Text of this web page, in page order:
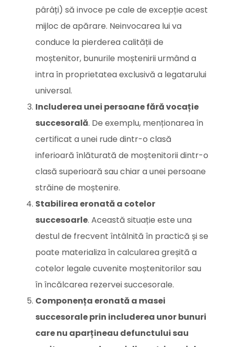
pârâți) să invoce pe cale de excepție acest
mijloc de apărare. Neinvocarea lui va
conduce la pierderea calității de
moștenitor, bunurile moștenirii urmând a
intra în proprietatea exclusivă a legatarului
universal.
Includerea unei persoane fără vocație
succesorală. De exemplu, menționarea în
certificat a unei rude dintr-o clasă
inferioară înlăturată de moștenitorii dintr-o
clasă superioară sau chiar a unei persoane
străine de moștenire.
Stabilirea eronată a cotelor
succesoarle. Această situație este una
destul de frecvent întâlnită în practică și se
poate materializa în calcularea greșită a
cotelor legale cuvenite moștenitorilor sau
în încălcarea rezervei succesorale.
Componența eronată a masei
succesorale prin includerea unor bunuri
care nu aparțineau defunctului sau